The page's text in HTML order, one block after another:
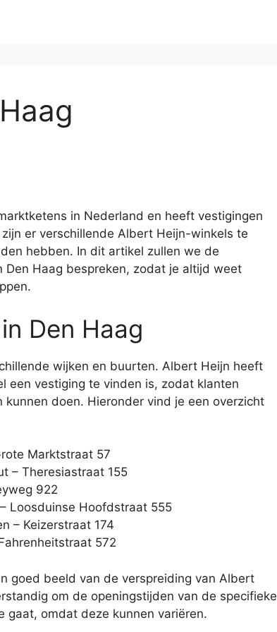
in Nederland en heeft vestigingen
er verschillende Albert Heijn-winkels te
hebben. In dit artikel zullen we de
Haag bespreken, zodat je altijd weet
Den Haag
wijken en buurten. Albert Heijn heeft
een vestiging te vinden is, zodat klanten
doen. Hieronder vind je een overzicht
Marktstraat 57
– Theresiastraat 155
922
Loosduinse Hoofdstraat 555
– Keizerstraat 174
572
goed beeld van de verspreiding van Albert
om de openingstijden van de specifieke
gaat, omdat deze kunnen variëren.